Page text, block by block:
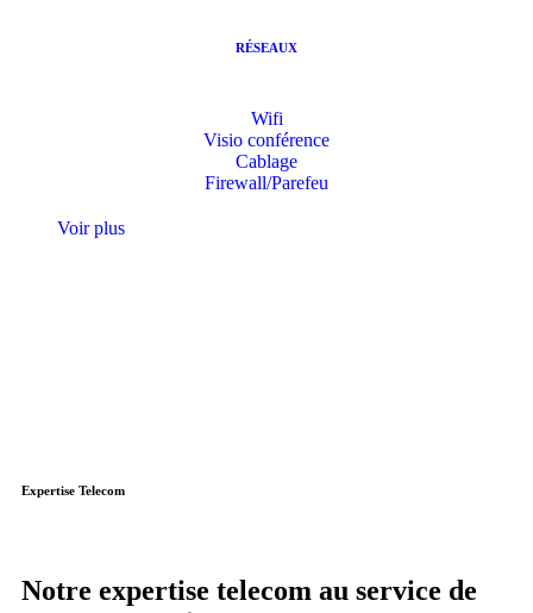
RÉSEAUX
Wifi
Visio conférence
Cablage
Firewall/Parefeu
Voir plus
Expertise Telecom
Notre expertise telecom au service de